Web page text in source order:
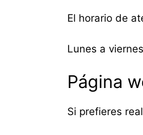
El horario de
Lunes a
Página
Si prefieres